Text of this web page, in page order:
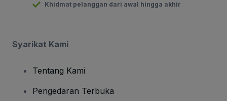
Khidmat pelanggan dari awal hingga akhir
Syarikat Kami
Tentang Kami
Pengedaran Terbuka